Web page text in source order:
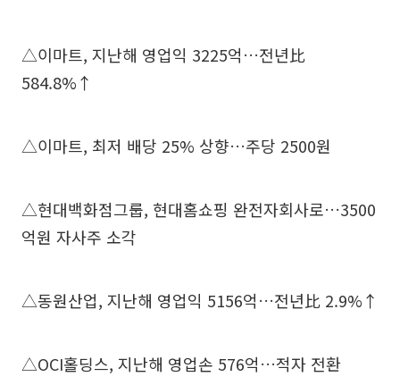
△이마트, 지난해 영업익 3225억…전년比
584.8%↑
△이마트, 최저 배당 25% 상향…주당 2500원
△현대백화점그룹, 현대홈쇼핑 완전자회사로…3500
억원 자사주 소각
△동원산업, 지난해 영업익 5156억…전년比 2.9%↑
△OCI홀딩스, 지난해 영업손 576억…적자 전환